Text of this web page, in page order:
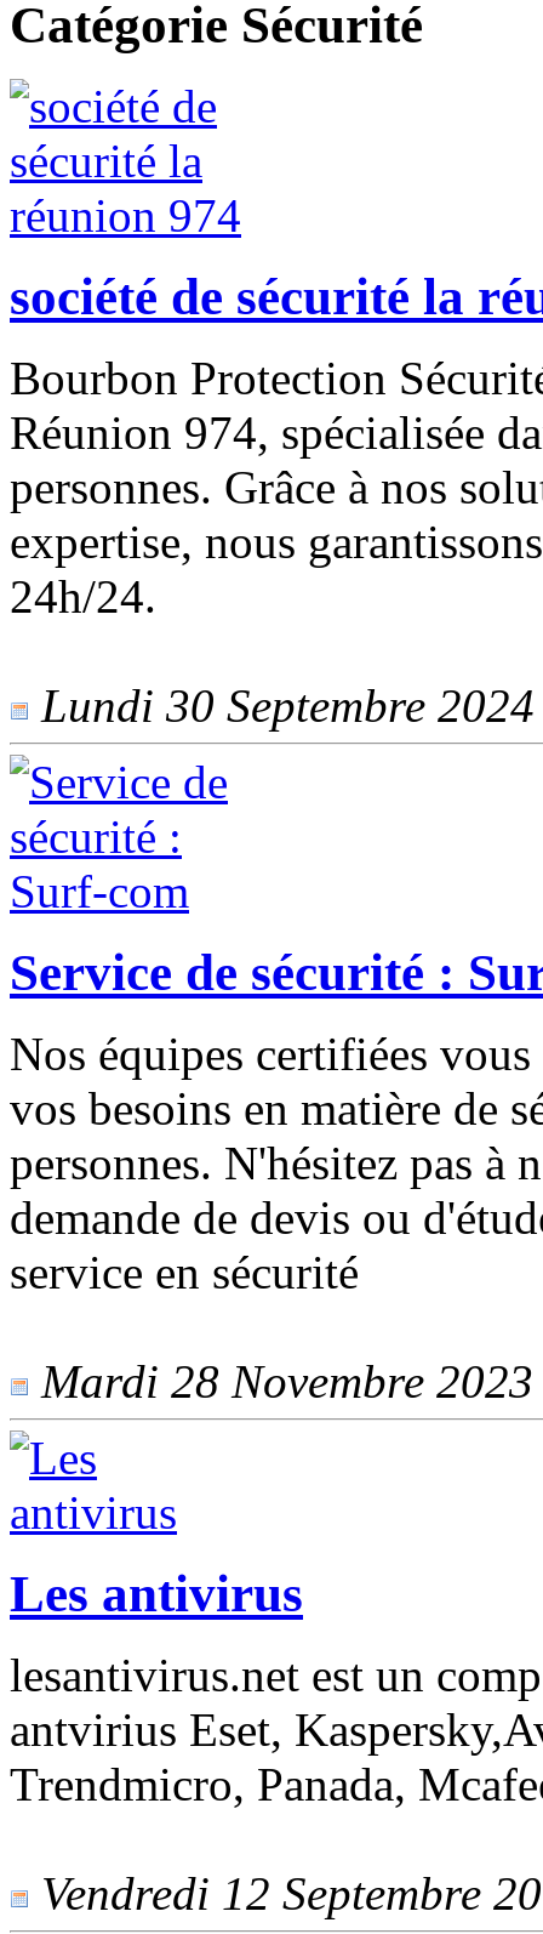
Catégorie Sécurité
société de sécurité la
Bourbon Protection
Réunion 974, spécialisée
personnes. Grâce à nos
expertise, nous
24h/24.
Lundi 30 Septembre
Service de sécurité :
Nos équipes certifiées
vos besoins en matière de
personnes. N'hésitez pas à
demande de devis ou
service en sécurité
Mardi 28 Novembre
Les antivirus
lesantivirus.net est un
antvirius Eset,
Trendmicro, Panada,
Vendredi 12 Septembre